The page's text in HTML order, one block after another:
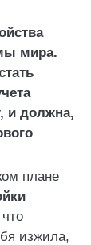
мира.
и должна,
плане
изжила,